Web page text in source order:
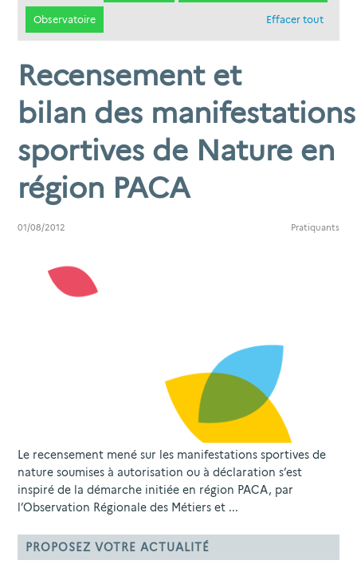
Observatoire Effacer tout
Recensement et
bilan des manifestations
sportives de Nature en
région PACA
01/08/2012 Pratiquants
Le recensement mené sur les manifestations sportives de
nature soumises à autorisation ou à déclaration s’est
inspiré de la démarche initiée en région PACA, par
l’Observation Régionale des Métiers et ...
PROPOSEZ VOTRE ACTUALITÉ